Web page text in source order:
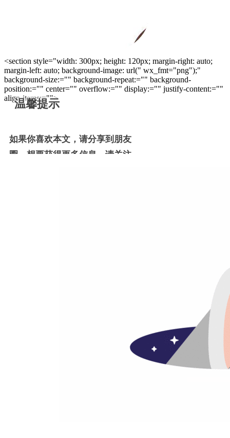
<section style="width: 300px; height: 120px; margin-right: auto;
margin-left: auto; background-image: url(" wx_fmt="png");"
background-size:="" background-repeat:="" background-
position:="" center="" overflow:="" display:="" justify-content:=""
align-items:="">
温馨提示
如果你喜欢本文，请分享到朋友
圈，想要获得更多信息，请关注